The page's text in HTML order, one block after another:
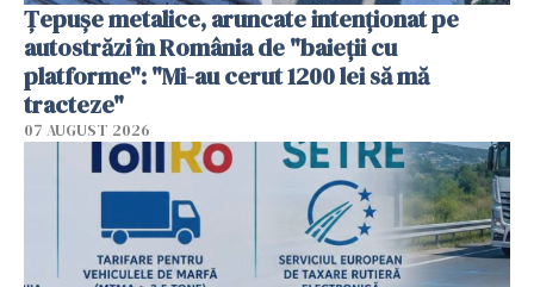
Țepușe metalice, aruncate intenționat pe
autostrăzi în România de "baieții cu
platforme": "Mi-au cerut 1200 lei să mă
tracteze"
07 AUGUST 2026